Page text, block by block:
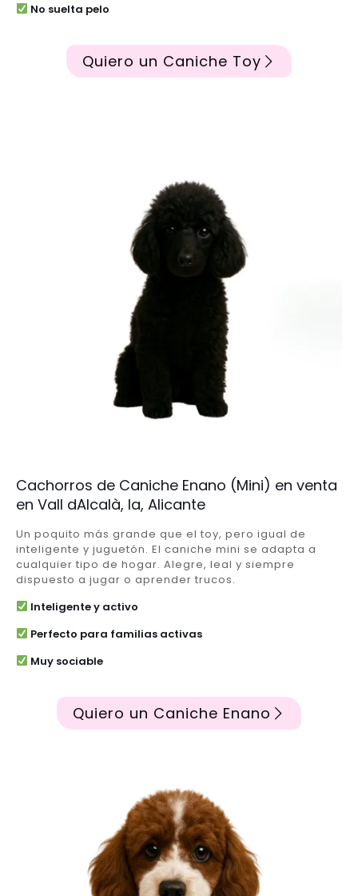
No suelta pelo
Quiero un Caniche Toy
Cachorros de Caniche Enano (Mini) en venta
en Vall dAlcalà, la, Alicante
Un poquito más grande que el toy, pero igual de
inteligente y juguetón. El caniche mini se adapta a
cualquier tipo de hogar. Alegre, leal y siempre
dispuesto a jugar o aprender trucos.
Inteligente y activo
Perfecto para familias activas
Muy sociable
Quiero un Caniche Enano